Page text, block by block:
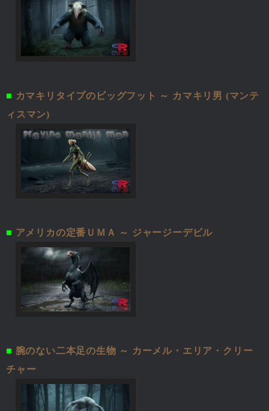
■ カマキリタイプのビッグフット ～ カマキリ男 (マンテ
ィスマン)
■ アメリカの定番ＵＭＡ ～ ジャージーデビル
■ 腕のない二本足の生物 ～ カーメル・エリア・クリー
チャー